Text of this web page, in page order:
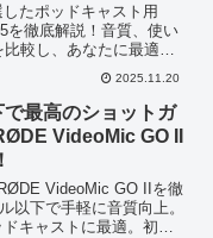
たポッドキャスト用
を徹底解説！音質、使い
較し、あなたに最適な1
。初心者から上級者ま
スター必見の情報満載！
2025.11.20
最高のショットガ
VideoMic GO II
VideoMic GO IIを徹
以下で手軽に音質向上。
キャストに最適。初心